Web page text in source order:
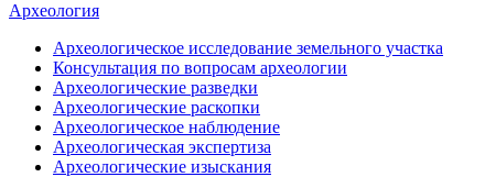
Археология
Археологическое исследование земельного участка
Консультация по вопросам археологии
Археологические разведки
Археологические раскопки
Археологическое наблюдение
Археологическая экспертиза
Археологические изыскания